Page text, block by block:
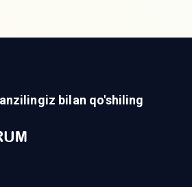
bilan qo'shiling